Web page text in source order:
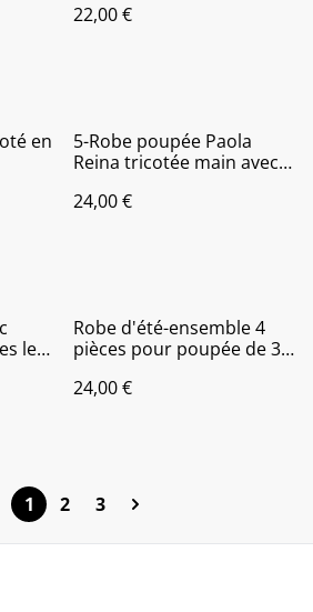
22,00 €
en
5-Robe poupée Paola
Reina tricotée main avec
coordonné pour poupée
24,00 €
les
Robe d'été-ensemble 4
pièces pour poupée de 36
24,00 €
1 2 3